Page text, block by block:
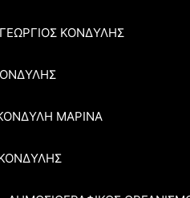
ΚΟΝΔΥΛΗΣ
ΜΑΡΙΝΑ
ΚΟΝΔΥΛΗΣ